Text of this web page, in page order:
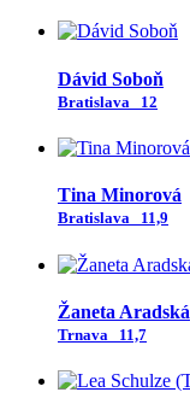
Dávid Soboň
Bratislava 12
Tina Minorová
Bratislava 11,9
Žaneta Aradská
Trnava 11,7